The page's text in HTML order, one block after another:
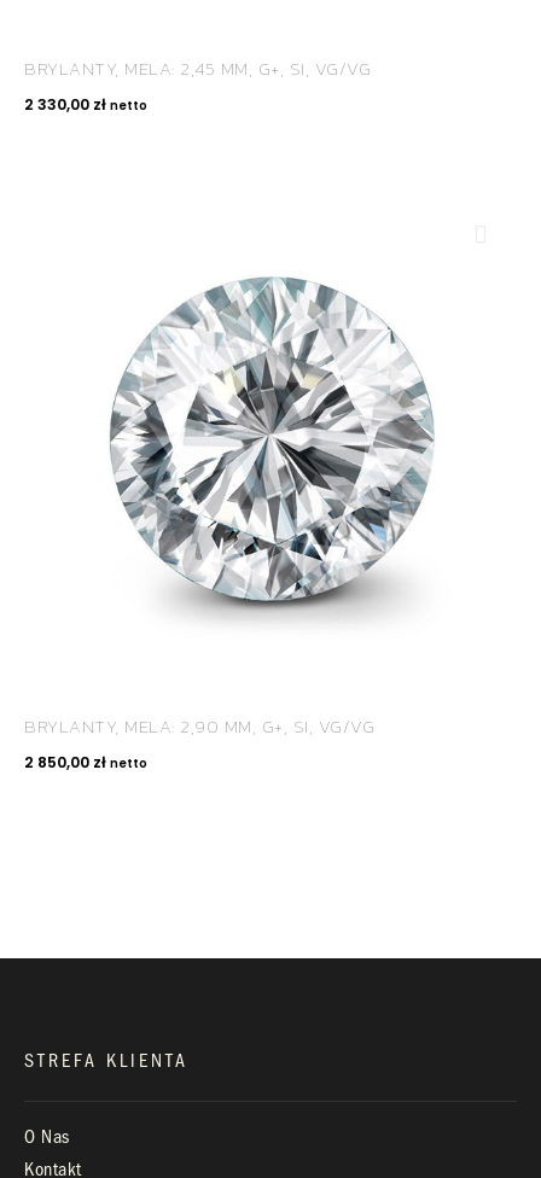
BRYLANTY, MELA: 2,45 MM, G+, SI, VG/VG
2 330,00 zł netto
BRYLANTY, MELA: 2,90 MM, G+, SI, VG/VG
2 850,00 zł netto
ROYAL DIAMONDS
Diamenty | Biżuteria | Kamienie dla jubilerów
SALON SPRZEDAŻY
KONTAKT
STREFA KLIENTA
O Nas
Kontakt